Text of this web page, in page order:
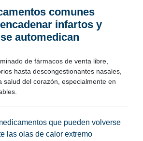
comunes
infartos y
automedican
de fármacos de venta libre,
hasta descongestionantes nasales,
salud del corazón, especialmente en